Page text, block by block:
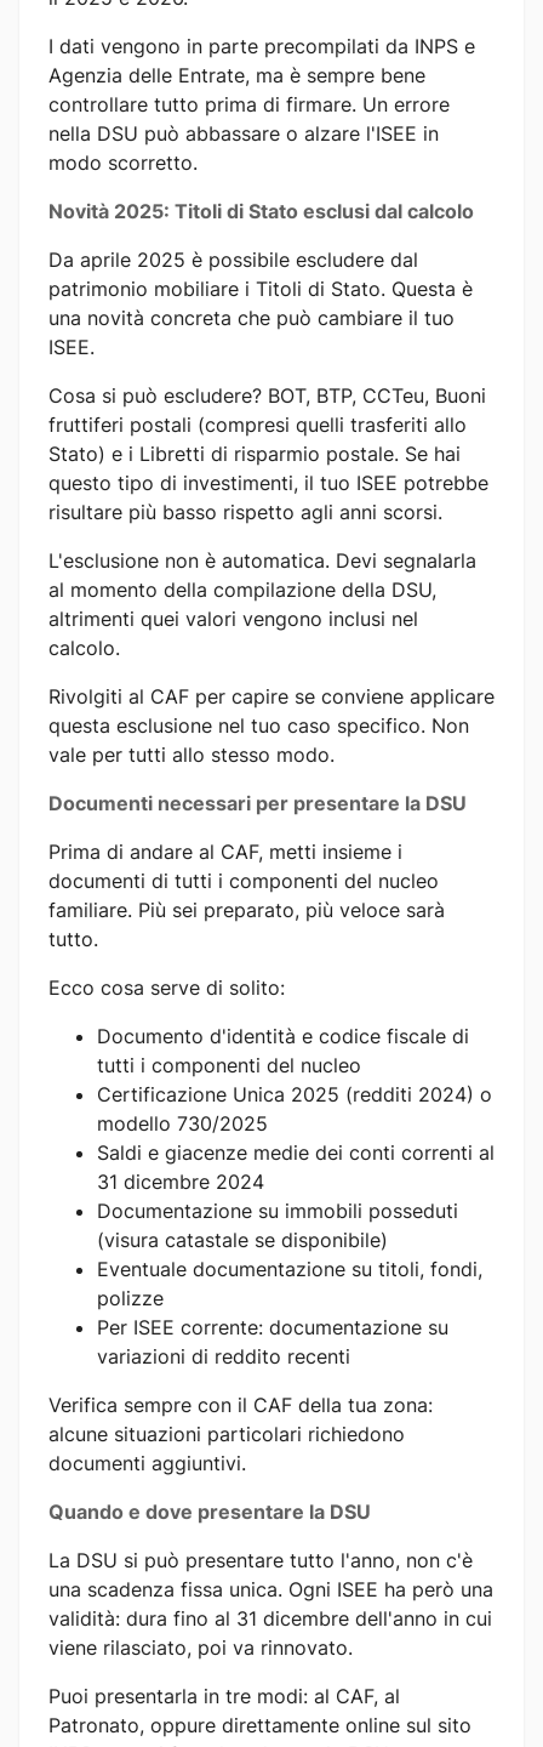
I dati vengono in parte precompilati da INPS e
Agenzia delle Entrate, ma è sempre bene
controllare tutto prima di firmare. Un errore
nella DSU può abbassare o alzare l'ISEE in
modo scorretto.
Novità 2025: Titoli di Stato esclusi dal calcolo
Da aprile 2025 è possibile escludere dal
patrimonio mobiliare i Titoli di Stato. Questa è
una novità concreta che può cambiare il tuo
ISEE.
Cosa si può escludere? BOT, BTP, CCTeu, Buoni
fruttiferi postali (compresi quelli trasferiti allo
Stato) e i Libretti di risparmio postale. Se hai
questo tipo di investimenti, il tuo ISEE potrebbe
risultare più basso rispetto agli anni scorsi.
L'esclusione non è automatica. Devi segnalarla
al momento della compilazione della DSU,
altrimenti quei valori vengono inclusi nel
calcolo.
Rivolgiti al CAF per capire se conviene applicare
questa esclusione nel tuo caso specifico. Non
vale per tutti allo stesso modo.
Documenti necessari per presentare la DSU
Prima di andare al CAF, metti insieme i
documenti di tutti i componenti del nucleo
familiare. Più sei preparato, più veloce sarà
tutto.
Ecco cosa serve di solito:
Documento d'identità e codice fiscale di
tutti i componenti del nucleo
Certificazione Unica 2025 (redditi 2024) o
modello 730/2025
Saldi e giacenze medie dei conti correnti al
31 dicembre 2024
Documentazione su immobili posseduti
(visura catastale se disponibile)
Eventuale documentazione su titoli, fondi,
polizze
Per ISEE corrente: documentazione su
variazioni di reddito recenti
Verifica sempre con il CAF della tua zona:
alcune situazioni particolari richiedono
documenti aggiuntivi.
Quando e dove presentare la DSU
La DSU si può presentare tutto l'anno, non c'è
una scadenza fissa unica. Ogni ISEE ha però una
validità: dura fino al 31 dicembre dell'anno in cui
viene rilasciato, poi va rinnovato.
Puoi presentarla in tre modi: al CAF, al
Patronato, oppure direttamente online sul sito